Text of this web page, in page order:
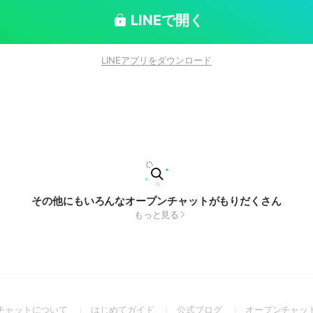
るので言ったら首をはねる。 既読無視も控え
い。 サブと他社はありで同顔はなし
LINEで開く
LINEアプリをダウンロード
その他にもいろんなオープンチャットがもりだくさん
もっと見る
ャットについて (Openはじめてガイド (Open公式ブログ (Openオープンチャッ